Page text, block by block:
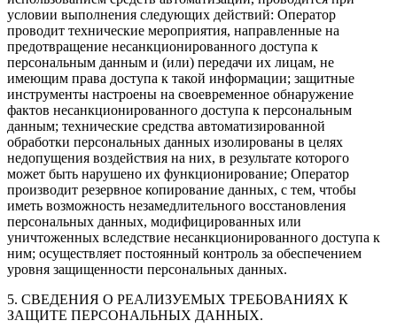
условии выполнения следующих действий: Оператор
проводит технические мероприятия, направленные на
предотвращение несанкционированного доступа к
персональным данным и (или) передачи их лицам, не
имеющим права доступа к такой информации; защитные
инструменты настроены на своевременное обнаружение
фактов несанкционированного доступа к персональным
данным; технические средства автоматизированной
обработки персональных данных изолированы в целях
недопущения воздействия на них, в результате которого
может быть нарушено их функционирование; Оператор
производит резервное копирование данных, с тем, чтобы
иметь возможность незамедлительного восстановления
персональных данных, модифицированных или
уничтоженных вследствие несанкционированного доступа к
ним; осуществляет постоянный контроль за обеспечением
уровня защищенности персональных данных.
5. СВЕДЕНИЯ О РЕАЛИЗУЕМЫХ ТРЕБОВАНИЯХ К
ЗАЩИТЕ ПЕРСОНАЛЬНЫХ ДАННЫХ.